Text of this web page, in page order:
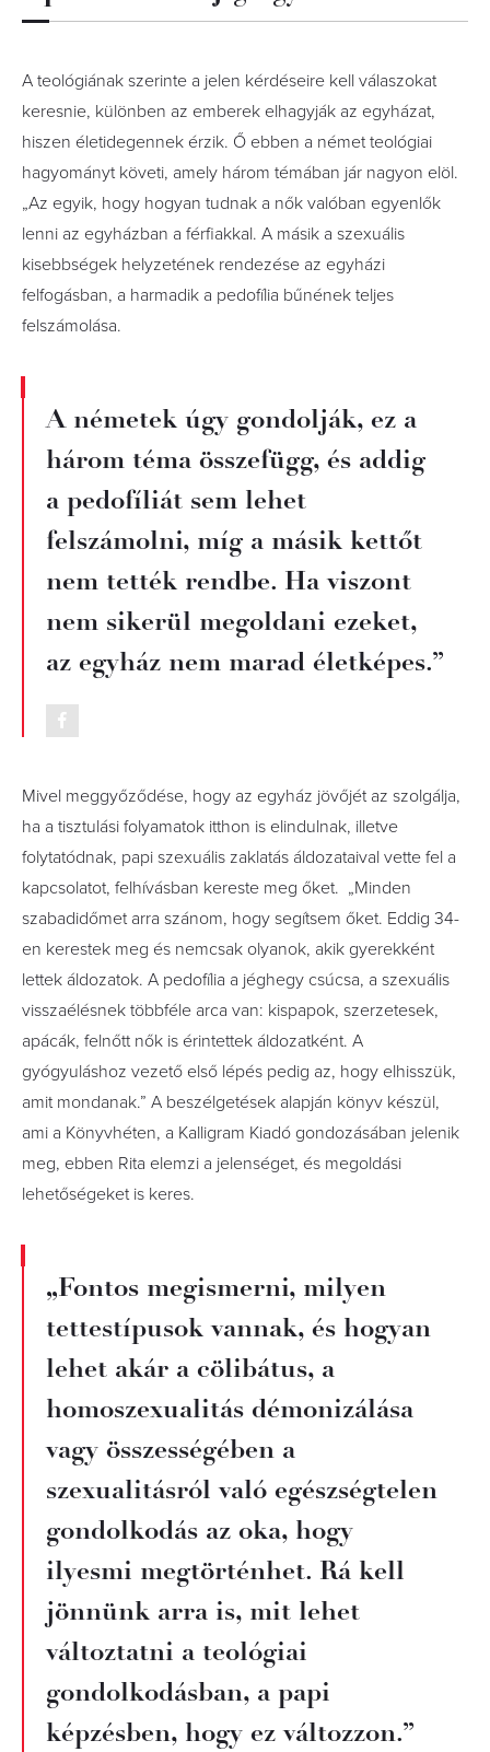
A teológiának szerinte a jelen kérdéseire kell válaszokat
keresnie, különben az emberek elhagyják az egyházat,
hiszen életidegennek érzik. Ő ebben a német teológiai
hagyományt követi, amely három témában jár nagyon elöl.
„Az egyik, hogy hogyan tudnak a nők valóban egyenlők
lenni az egyházban a férfiakkal. A másik a szexuális
kisebbségek helyzetének rendezése az egyházi
felfogásban, a harmadik a pedofília bűnének teljes
felszámolása.
A németek úgy gondolják, ez a
három téma összefügg, és addig
a pedofíliát sem lehet
felszámolni, míg a másik kettőt
nem tették rendbe. Ha viszont
nem sikerül megoldani ezeket,
az egyház nem marad életképes.”
Mivel meggyőződése, hogy az egyház jövőjét az szolgálja,
ha a tisztulási folyamatok itthon is elindulnak, illetve
folytatódnak, papi szexuális zaklatás áldozataival vette fel a
kapcsolatot, felhívásban kereste meg őket. „Minden
szabadidőmet arra szánom, hogy segítsem őket. Eddig 34-
en kerestek meg és nemcsak olyanok, akik gyerekként
lettek áldozatok. A pedofília a jéghegy csúcsa, a szexuális
visszaélésnek többféle arca van: kispapok, szerzetesek,
apácák, felnőtt nők is érintettek áldozatként. A
gyógyuláshoz vezető első lépés pedig az, hogy elhisszük,
amit mondanak.” A beszélgetések alapján könyv készül,
ami a Könyvhéten, a Kalligram Kiadó gondozásában jelenik
meg, ebben Rita elemzi a jelenséget, és megoldási
lehetőségeket is keres.
„Fontos megismerni, milyen
tettestípusok vannak, és hogyan
lehet akár a cölibátus, a
homoszexualitás démonizálása
vagy összességében a
szexualitásról való egészségtelen
gondolkodás az oka, hogy
ilyesmi megtörténhet. Rá kell
jönnünk arra is, mit lehet
változtatni a teológiai
gondolkodásban, a papi
képzésben, hogy ez változzon.”